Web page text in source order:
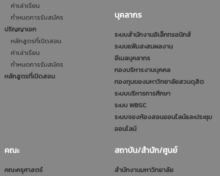
ค่าเล่าเรียน
กำหนดการรับสมัคร
ปริญญาเอก
หลักสูตรที่เปิดสอน
ค่าเล่าเรียน
กำหนดการรับสมัคร
หลักสูตรที่เปิดสอน
บุคลากร
ระบบสำนักงานอิเล็กทรอนิกส์
ระบบแฟ้มสะสมผลงาน
อีเมลบุคลากร
กองบริหารงานบุคคล
กองทุนของมหาวิทยาลัยสวนดุสิต
ระบบบริหารการศึกษา
ระบบ WBSC
ระบบจองห้องสอนออนไลน์และประชุม
ออนไลน์
คณะ
คณะครุศาสตร์
สถาบัน/สำนัก/ศูนย์
สำนักงานมหาวิทยาลัย